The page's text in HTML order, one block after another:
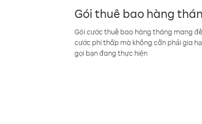
Gói thuê bao hàng
Gói cước thuê bao hàng tháng mang
cước phí thấp mà không cần phải gia
gọi bạn đang thực hiện